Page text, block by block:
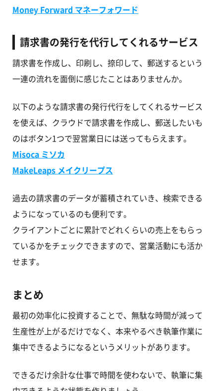
Money Forward マネーフォワード
請求書の発行を代行してくれるサービス
請求書を作成し、印刷し、捺印して、郵送するという
一連の流れを面倒に感じたことはありませんか。
以下のような請求書の発行代行をしてくれるサービス
を使えば、クラウドで請求書を作成し、郵送したいも
のはボタン1つで翌営業日には送ってもらえます。
Misoca ミソカ
MakeLeaps メイクリープス
過去の請求書のデータが蓄積されていき、検索できる
ようになっているのも便利です。
クライアントごとに累計でどれくらいの売上をもらっ
ているかをチェックできますので、営業活動にも活か
せます。
まとめ
最初の効率化に投資することで、無駄な時間が減って
生産性が上がるだけでなく、本来やるべき執筆作業に
集中できるようになるというメリットがあります。
できるだけ余計な仕事で時間を使わないで、執筆に集